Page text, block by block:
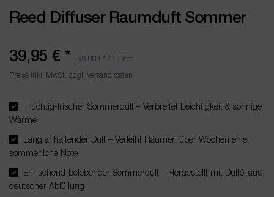
Reed Diffuser Raumduft Sommer
39,95 € * 99,88 € * / 1 Liter
Preise inkl. MwSt. zzgl. Versandkosten
Fruchtig-frischer Sommerduft – Verbreitet Leichtigkeit & sonnige
Wärme
Lang anhaltender Duft – Verleiht Räumen über Wochen eine
sommerliche Note
Erfrischend-belebender Sommerduft – Hergestellt mit Duftöl aus
deutscher Abfüllung